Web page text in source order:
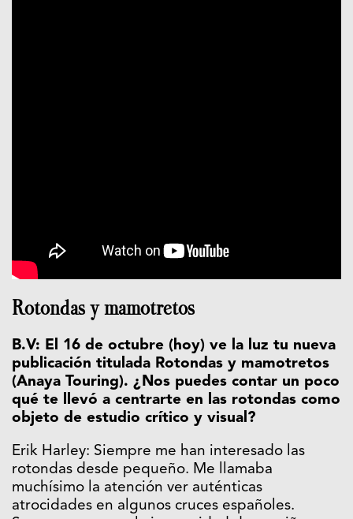
Rotondas y mamotretos
B.V: El 16 de octubre (hoy) ve la luz tu nueva
publicación titulada Rotondas y mamotretos
(Anaya Touring). ¿Nos puedes contar un poco
qué te llevó a centrarte en las rotondas como
objeto de estudio crítico y visual?
Erik Harley: Siempre me han interesado las
rotondas desde pequeño. Me llamaba
muchísimo la atención ver auténticas
atrocidades en algunos cruces españoles.